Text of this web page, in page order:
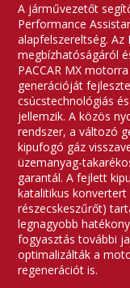
A járművezetőt
Performance
alapfelszereltség. Az
megbízhatóságáról
PACCAR MX
generációját
csúcstechnológiás
jellemzik. A közös
rendszer, a változó
kipufogó gáz
üzemanyag-
garantál. A fejlett
katalitikus konvertert
részecskeszűrőt)
legnagyobb
fogyasztás további
optimalizálták a
regenerációt is.